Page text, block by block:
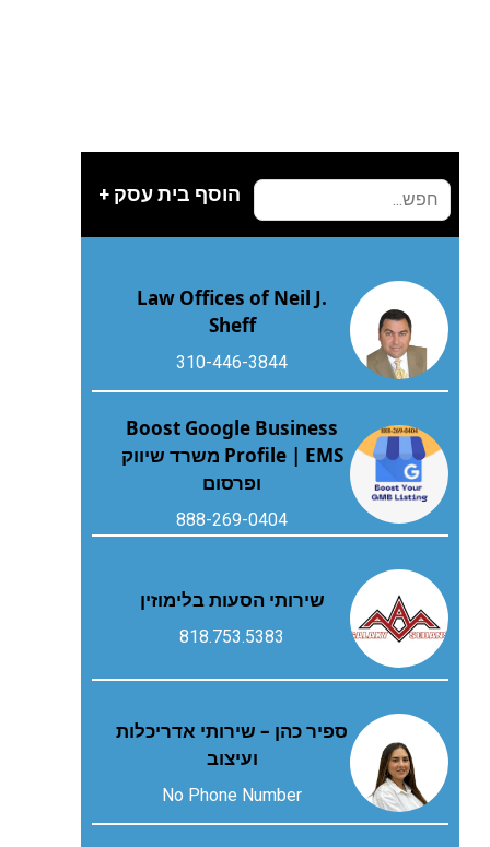
הוסף בית עסק +
Law Offices of Neil J.
Sheff
310-446-3844
Boost Google Business
Profile | EMS משרד שיווק
ופרסום
888-269-0404
שירותי הסעות בלימוזין
818.753.5383
ספיר כהן – שירותי אדריכלות
ועיצוב
No Phone Number